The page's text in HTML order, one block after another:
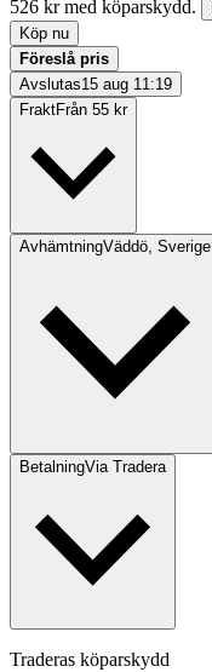
526 kr med köparskydd.
Köp nu
Föreslå pris
Avslutas15 aug 11:19
FraktFrån 55 kr
AvhämtningVäddö, Sverige
BetalningVia Tradera
Traderas köparskydd